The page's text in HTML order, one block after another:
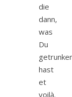
die
dann,
was
Du
hast
et
voilà.